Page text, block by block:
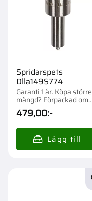
Spridarspets
Dlla149S774
Garanti 1 år. Köpa större
mängd? Förpackad om
1/12 st.
479,00:-